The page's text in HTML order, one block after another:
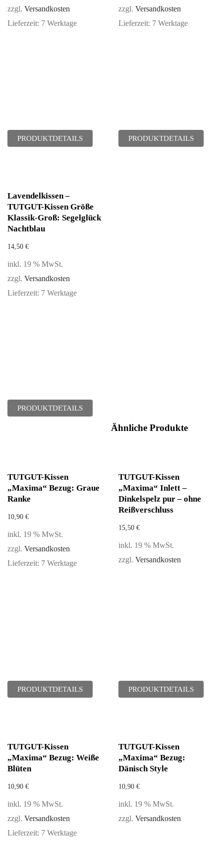
zzgl. Versandkosten
Lieferzeit: 7 Werktage
PRODUKTDETAILS
zzgl. Versandkosten
Lieferzeit: 7 Werktage
PRODUKTDETAILS
Lavendelkissen –
TUTGUT-Kissen Größe
Klassik-Groß: Segelglück
Nachtblau
14,50 €
inkl. 19 % MwSt.
zzgl. Versandkosten
Lieferzeit: 7 Werktage
PRODUKTDETAILS
Ähnliche Produkte
TUTGUT-Kissen
„Maxima“ Bezug: Graue
Ranke
10,90 €
inkl. 19 % MwSt.
zzgl. Versandkosten
Lieferzeit: 7 Werktage
PRODUKTDETAILS
TUTGUT-Kissen
„Maxima“ Inlett –
Dinkelspelz pur – ohne
Reißverschluss
15,50 €
inkl. 19 % MwSt.
zzgl. Versandkosten
PRODUKTDETAILS
TUTGUT-Kissen
„Maxima“ Bezug: Weiße
Blüten
10,90 €
inkl. 19 % MwSt.
zzgl. Versandkosten
Lieferzeit: 7 Werktage
TUTGUT-Kissen
„Maxima“ Bezug:
Dänisch Style
10,90 €
inkl. 19 % MwSt.
zzgl. Versandkosten